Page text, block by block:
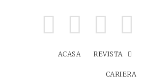
ACASA REVISTA
CARIERA